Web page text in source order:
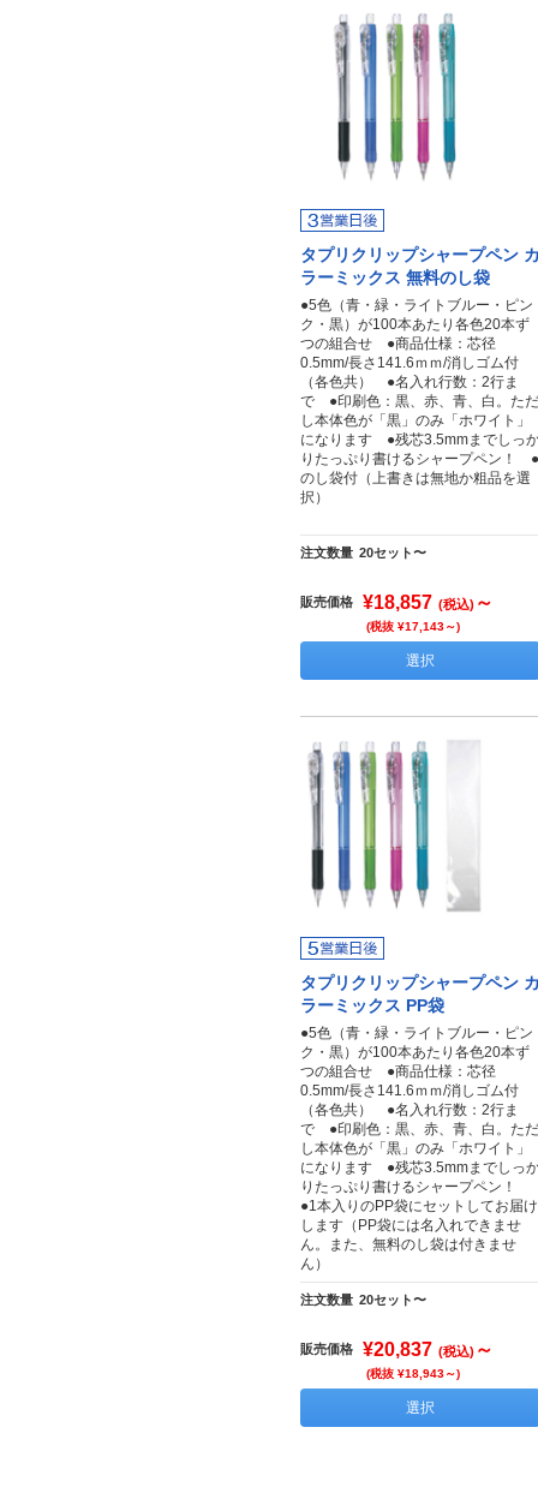
タプリクリップシャープペン
ラーミックス 無料のし袋
●5色（青・緑・ライトブルー・ピン
ク・黒）が100本あたり各色20本ず
つの組合せ ●商品仕様：芯径
0.5mm/長さ141.6ｍｍ/消しゴム付
（各色共） ●名入れ行数：2行ま
で ●印刷色：黒、赤、青、白。ただ
し本体色が「黒」のみ「ホワイト」
になります ●残芯3.5mmまでしっ
りたっぷり書けるシャープペン！ ●
のし袋付（上書きは無地か粗品を選
択）
注文数量 20セット〜
販売価格 ¥18,857 (税込) ～
(税抜 ¥17,143～)
選択
タプリクリップシャープペン
ラーミックス PP袋
●5色（青・緑・ライトブルー・ピン
ク・黒）が100本あたり各色20本ず
つの組合せ ●商品仕様：芯径
0.5mm/長さ141.6ｍｍ/消しゴム付
（各色共） ●名入れ行数：2行ま
で ●印刷色：黒、赤、青、白。ただ
し本体色が「黒」のみ「ホワイト」
になります ●残芯3.5mmまでしっ
りたっぷり書けるシャープペン！
●1本入りのPP袋にセットしてお届け
します（PP袋には名入れできませ
ん。また、無料のし袋は付きませ
ん）
注文数量 20セット〜
販売価格 ¥20,837 (税込) ～
(税抜 ¥18,943～)
選択